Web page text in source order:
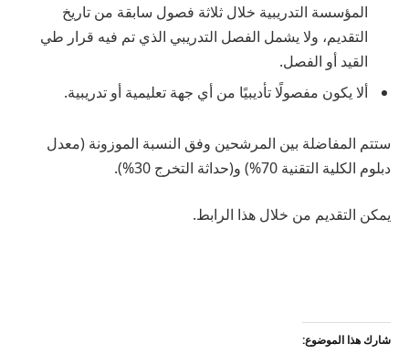
المؤسسة التدريبية خلال ثلاثة فصول سابقة من تاريخ
التقديم، ولا يشمل الفصل التدريبي الذي تم فيه قرار طي
القيد أو الفصل.
ألا يكون مفصولًا تأديبيًا من أي جهة تعليمية أو تدريبية.
ستتم المفاضلة بين المرشحين وفق النسبة الموزونة (معدل
دبلوم الكلية التقنية 70%) و(حداثة التخرج 30%).
يمكن التقديم من خلال هذا الرابط.
شارك هذا الموضوع: